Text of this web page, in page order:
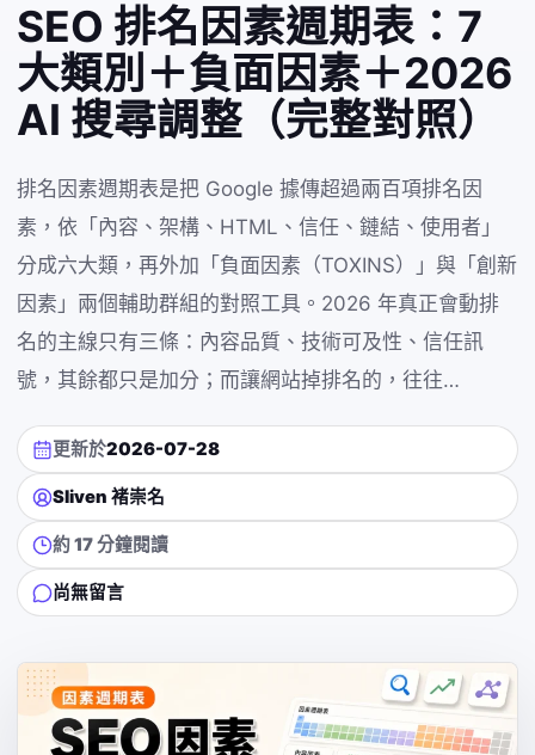
SEO 排名因素週期表：7
大類別＋負面因素＋2026
AI 搜尋調整（完整對照）
排名因素週期表是把 Google 據傳超過兩百項排名因
素，依「內容、架構、HTML、信任、鏈結、使用者」
分成六大類，再外加「負面因素（TOXINS）」與「創新
因素」兩個輔助群組的對照工具。2026 年真正會動排
名的主線只有三條：內容品質、技術可及性、信任訊
號，其餘都只是加分；而讓網站掉排名的，往往…
更新於2026-07-28
Sliven 褚崇名
約 17 分鐘閱讀
尚無留言